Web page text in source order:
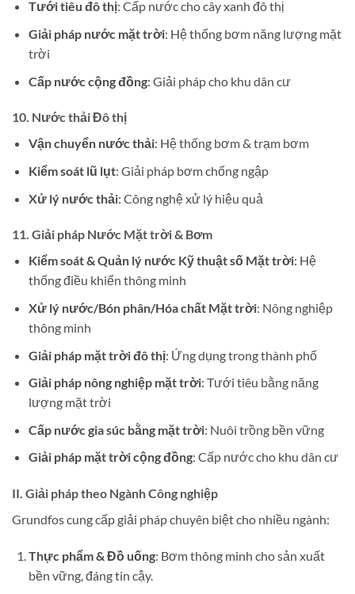
Tưới tiêu đô thị: Cấp nước cho cây xanh đô thị
Giải pháp nước mặt trời: Hệ thống bơm năng lượng mặt
trời
Cấp nước cộng đồng: Giải pháp cho khu dân cư
10. Nước thải Đô thị
Vận chuyển nước thải: Hệ thống bơm & trạm bơm
Kiểm soát lũ lụt: Giải pháp bơm chống ngập
Xử lý nước thải: Công nghệ xử lý hiệu quả
11. Giải pháp Nước Mặt trời & Bơm
Kiểm soát & Quản lý nước Kỹ thuật số Mặt trời: Hệ
thống điều khiển thông minh
Xử lý nước/Bón phân/Hóa chất Mặt trời: Nông nghiệp
thông minh
Giải pháp mặt trời đô thị: Ứng dụng trong thành phố
Giải pháp nông nghiệp mặt trời: Tưới tiêu bằng năng
lượng mặt trời
Cấp nước gia súc bằng mặt trời: Nuôi trồng bền vững
Giải pháp mặt trời cộng đồng: Cấp nước cho khu dân cư
II. Giải pháp theo Ngành Công nghiệp
Grundfos cung cấp giải pháp chuyên biệt cho nhiều ngành:
Thực phẩm & Đồ uống: Bơm thông minh cho sản xuất
bền vững, đáng tin cậy.